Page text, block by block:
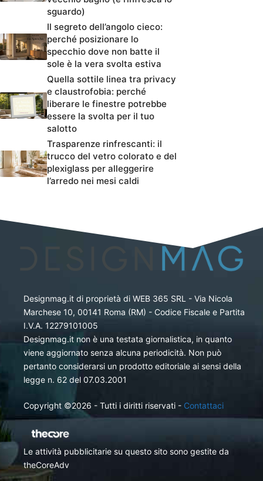
sguardo)
Il segreto dell’angolo cieco:
perché posizionare lo
specchio dove non batte il
sole è la vera svolta estiva
Quella sottile linea tra privacy
e claustrofobia: perché
liberare le finestre potrebbe
essere la svolta per il tuo
salotto
Trasparenze rinfrescanti: il
trucco del vetro colorato e del
plexiglass per alleggerire
l’arredo nei mesi caldi
Designmag.it di proprietà di WEB 365 SRL - Via Nicola
Marchese 10, 00141 Roma (RM) - Codice Fiscale e Partita
I.V.A. 12279101005
Designmag.it non è una testata giornalistica, in quanto
viene aggiornato senza alcuna periodicità. Non può
pertanto considerarsi un prodotto editoriale ai sensi della
legge n. 62 del 07.03.2001
Copyright ©2026 - Tutti i diritti riservati - Contattaci
Le attività pubblicitarie su questo sito sono gestite da
theCoreAdv